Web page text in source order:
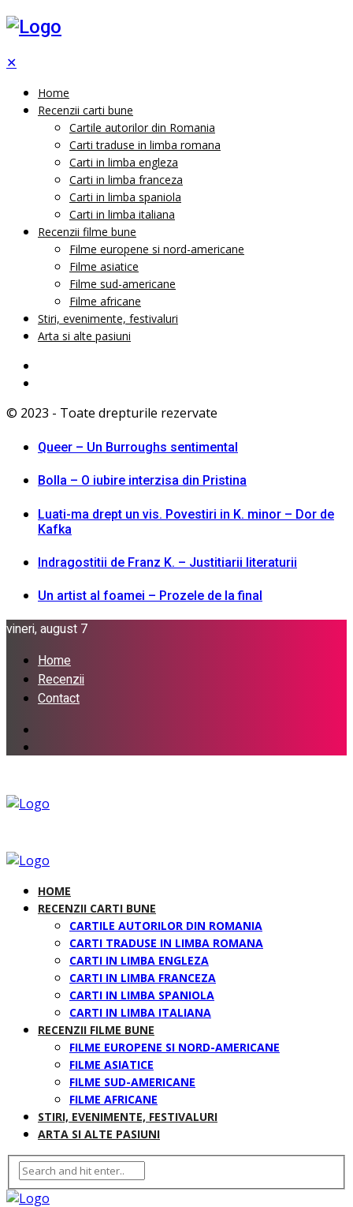
✕
Home
Recenzii carti bune
Cartile autorilor din Romania
Carti traduse in limba romana
Carti in limba engleza
Carti in limba franceza
Carti in limba spaniola
Carti in limba italiana
Recenzii filme bune
Filme europene si nord-americane
Filme asiatice
Filme sud-americane
Filme africane
Stiri, evenimente, festivaluri
Arta si alte pasiuni
© 2023 - Toate drepturile rezervate
Queer – Un Burroughs sentimental
Bolla – O iubire interzisa din Pristina
Luati-ma drept un vis. Povestiri in K. minor – Dor de
Kafka
Indragostitii de Franz K. – Justitiarii literaturii
Un artist al foamei – Prozele de la final
vineri, august 7
Home
Recenzii
Contact
HOME
RECENZII CARTI BUNE
CARTILE AUTORILOR DIN ROMANIA
CARTI TRADUSE IN LIMBA ROMANA
CARTI IN LIMBA ENGLEZA
CARTI IN LIMBA FRANCEZA
CARTI IN LIMBA SPANIOLA
CARTI IN LIMBA ITALIANA
RECENZII FILME BUNE
FILME EUROPENE SI NORD-AMERICANE
FILME ASIATICE
FILME SUD-AMERICANE
FILME AFRICANE
STIRI, EVENIMENTE, FESTIVALURI
ARTA SI ALTE PASIUNI